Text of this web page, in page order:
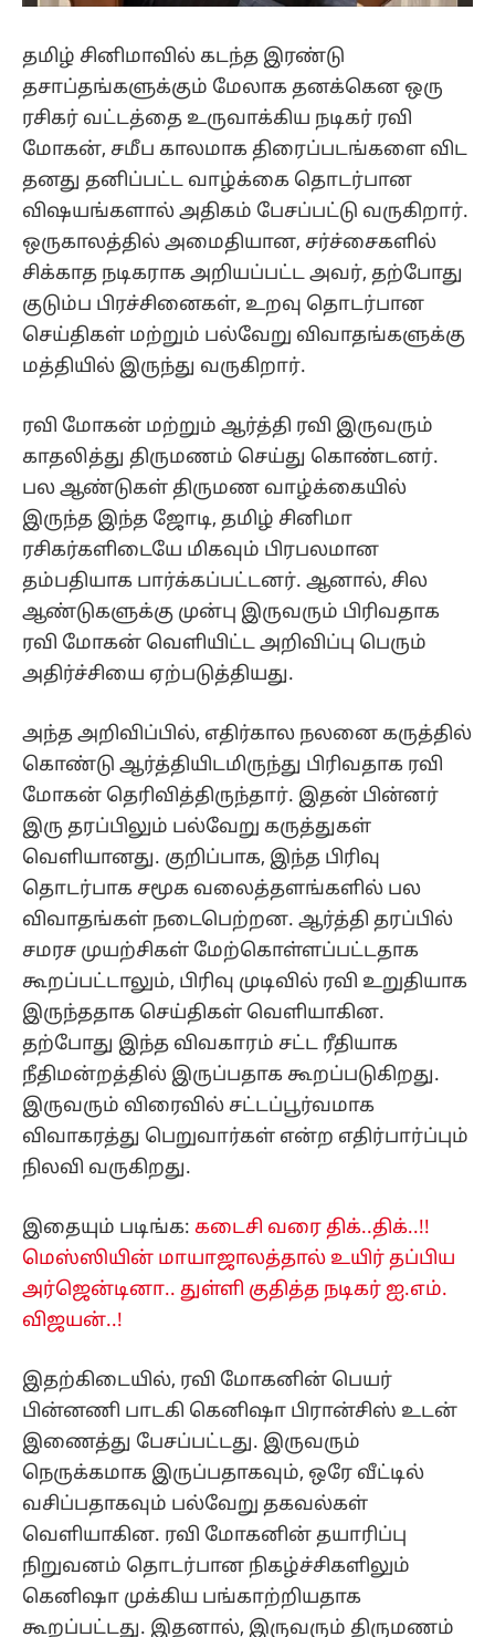
தமிழ் சினிமாவில் கடந்த இரண்டு
தசாப்தங்களுக்கும் மேலாக தனக்கென ஒரு
ரசிகர் வட்டத்தை உருவாக்கிய நடிகர் ரவி
மோகன், சமீப காலமாக திரைப்படங்களை விட
தனது தனிப்பட்ட வாழ்க்கை தொடர்பான
விஷயங்களால் அதிகம் பேசப்பட்டு வருகிறார்.
ஒருகாலத்தில் அமைதியான, சர்ச்சைகளில்
சிக்காத நடிகராக அறியப்பட்ட அவர், தற்போது
குடும்ப பிரச்சினைகள், உறவு தொடர்பான
செய்திகள் மற்றும் பல்வேறு விவாதங்களுக்கு
மத்தியில் இருந்து வருகிறார்.
ரவி மோகன் மற்றும் ஆர்த்தி ரவி இருவரும்
காதலித்து திருமணம் செய்து கொண்டனர்.
பல ஆண்டுகள் திருமண வாழ்க்கையில்
இருந்த இந்த ஜோடி, தமிழ் சினிமா
ரசிகர்களிடையே மிகவும் பிரபலமான
தம்பதியாக பார்க்கப்பட்டனர். ஆனால், சில
ஆண்டுகளுக்கு முன்பு இருவரும் பிரிவதாக
ரவி மோகன் வெளியிட்ட அறிவிப்பு பெரும்
அதிர்ச்சியை ஏற்படுத்தியது.
அந்த அறிவிப்பில், எதிர்கால நலனை கருத்தில்
கொண்டு ஆர்த்தியிடமிருந்து பிரிவதாக ரவி
மோகன் தெரிவித்திருந்தார். இதன் பின்னர்
இரு தரப்பிலும் பல்வேறு கருத்துகள்
வெளியானது. குறிப்பாக, இந்த பிரிவு
தொடர்பாக சமூக வலைத்தளங்களில் பல
விவாதங்கள் நடைபெற்றன. ஆர்த்தி தரப்பில்
சமரச முயற்சிகள் மேற்கொள்ளப்பட்டதாக
கூறப்பட்டாலும், பிரிவு முடிவில் ரவி உறுதியாக
இருந்ததாக செய்திகள் வெளியாகின.
தற்போது இந்த விவகாரம் சட்ட ரீதியாக
நீதிமன்றத்தில் இருப்பதாக கூறப்படுகிறது.
இருவரும் விரைவில் சட்டப்பூர்வமாக
விவாகரத்து பெறுவார்கள் என்ற எதிர்பார்ப்பும்
நிலவி வருகிறது.
இதையும் படிங்க: கடைசி வரை திக்..திக்..!!
மெஸ்ஸியின் மாயாஜாலத்தால் உயிர் தப்பிய
அர்ஜென்டினா.. துள்ளி குதித்த நடிகர் ஐ.எம்.
விஜயன்..!
இதற்கிடையில், ரவி மோகனின் பெயர்
பின்னணி பாடகி கெனிஷா பிரான்சிஸ் உடன்
இணைத்து பேசப்பட்டது. இருவரும்
நெருக்கமாக இருப்பதாகவும், ஒரே வீட்டில்
வசிப்பதாகவும் பல்வேறு தகவல்கள்
வெளியாகின. ரவி மோகனின் தயாரிப்பு
நிறுவனம் தொடர்பான நிகழ்ச்சிகளிலும்
கெனிஷா முக்கிய பங்காற்றியதாக
கூறப்பட்டது. இதனால், இருவரும் திருமணம்